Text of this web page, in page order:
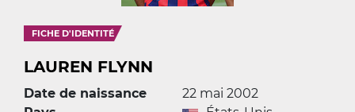
FICHE D'IDENTITÉ
LAUREN FLYNN
Date de naissance
22 mai 2002